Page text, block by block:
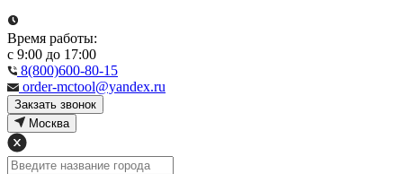
Время работы:
с 9:00 до 17:00
8(800)600-80-15
order-mctool@yandex.ru
Закзать звонок
Москва